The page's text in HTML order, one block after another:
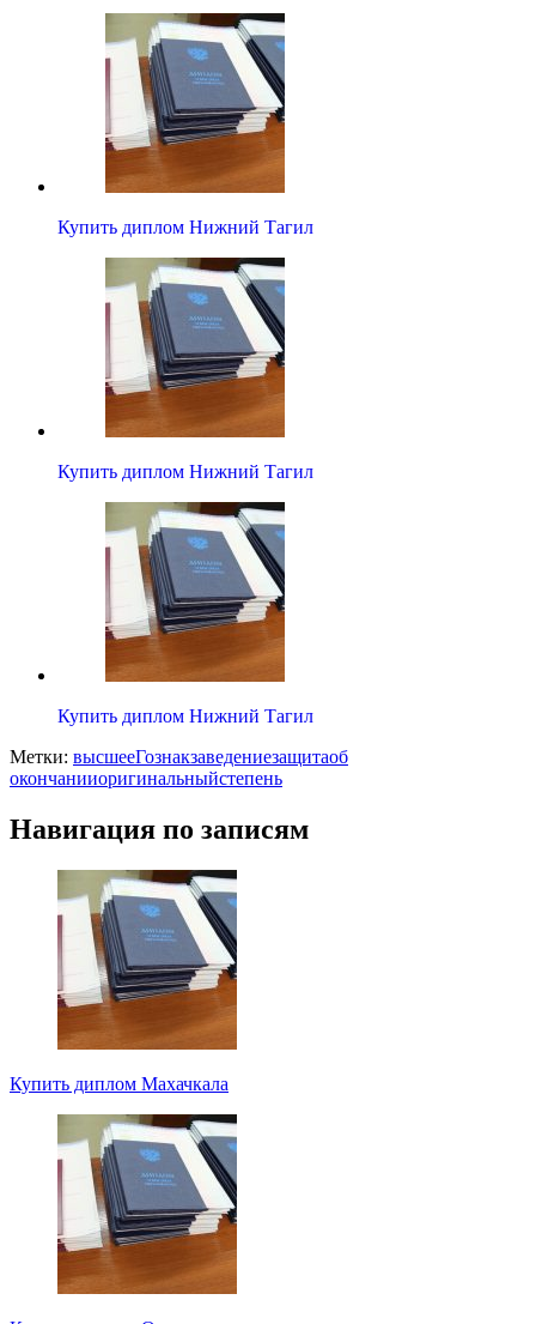
Купить диплом Нижний Тагил
Купить диплом Нижний Тагил
Купить диплом Нижний Тагил
Метки: высшееГознакзаведениезащитаоб
окончанииоригинальныйстепень
Навигация по записям
Купить диплом Махачкала